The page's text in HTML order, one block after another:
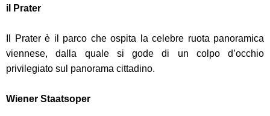
il Prater
Il Prater è il parco che ospita la celebre ruota panoramica
viennese, dalla quale si gode di un colpo d’occhio
privilegiato sul panorama cittadino.
Wiener Staatsoper